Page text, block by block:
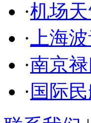
·机场
· 上海
·南京
· 国际